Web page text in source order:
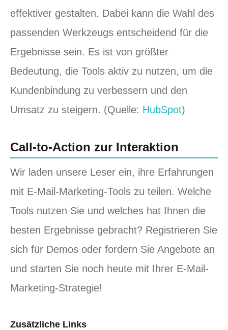
effektiver gestalten. Dabei kann die Wahl des
passenden Werkzeugs entscheidend für die
Ergebnisse sein. Es ist von größter
Bedeutung, die Tools aktiv zu nutzen, um die
Kundenbindung zu verbessern und den
Umsatz zu steigern. (Quelle: HubSpot)
Call-to-Action zur Interaktion
Wir laden unsere Leser ein, ihre Erfahrungen
mit E-Mail-Marketing-Tools zu teilen. Welche
Tools nutzen Sie und welches hat Ihnen die
besten Ergebnisse gebracht? Registrieren Sie
sich für Demos oder fordern Sie Angebote an
und starten Sie noch heute mit Ihrer E-Mail-
Marketing-Strategie!
Zusätzliche Links